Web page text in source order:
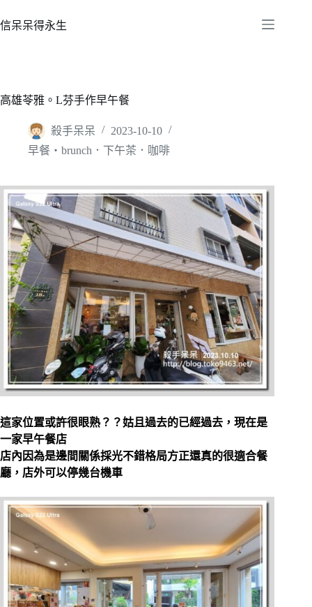
至
容
信呆呆得永生
高雄苓雅。L芬手作早午餐
殺手呆呆
2023-10-10
早餐‧brunch．下午茶．咖啡
這家位置或許很眼熟？？姑且過去的已經過去，現在是
一家早午餐店
店內因為是邊間關係採光不錯格局方正還真的很適合餐
廳，店外可以停幾台機車